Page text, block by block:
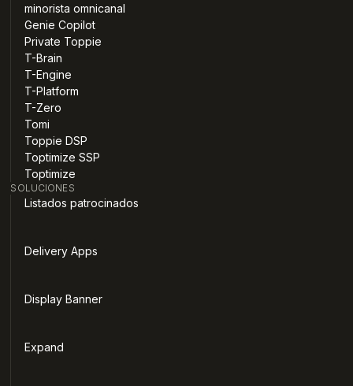
minorista omnicanal
Genie Copilot
Private Toppie
T-Brain
T-Engine
T-Platform
T-Zero
Tomi
Toppie DSP
Toptimize SSP
Toptimize
SOLUCIONES
Listados patrocinados
Delivery Apps
Display Banner
Expand